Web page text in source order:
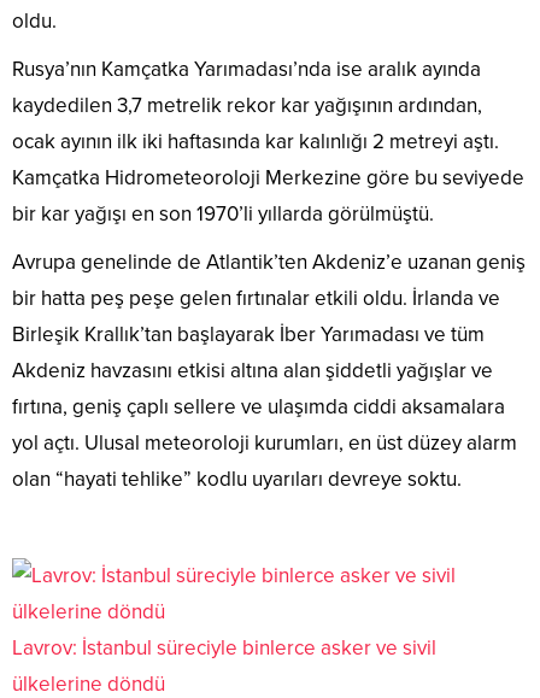
oldu.
Rusya’nın Kamçatka Yarımadası’nda ise aralık ayında
kaydedilen 3,7 metrelik rekor kar yağışının ardından,
ocak ayının ilk iki haftasında kar kalınlığı 2 metreyi aştı.
Kamçatka Hidrometeoroloji Merkezine göre bu seviyede
bir kar yağışı en son 1970’li yıllarda görülmüştü.
Avrupa genelinde de Atlantik’ten Akdeniz’e uzanan geniş
bir hatta peş peşe gelen fırtınalar etkili oldu. İrlanda ve
Birleşik Krallık’tan başlayarak İber Yarımadası ve tüm
Akdeniz havzasını etkisi altına alan şiddetli yağışlar ve
fırtına, geniş çaplı sellere ve ulaşımda ciddi aksamalara
yol açtı. Ulusal meteoroloji kurumları, en üst düzey alarm
olan “hayati tehlike” kodlu uyarıları devreye soktu.
Lavrov: İstanbul süreciyle binlerce asker ve sivil
ülkelerine döndü